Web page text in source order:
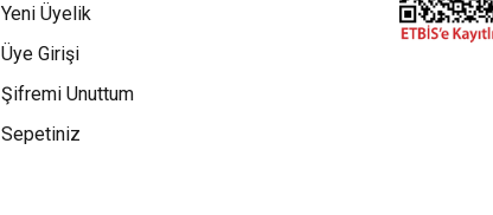
Yeni Üyelik
Üye Girişi
Şifremi Unuttum
Sepetiniz